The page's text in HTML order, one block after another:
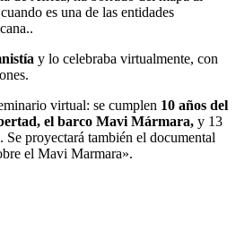
es una de las entidades
y lo celebraba virtualmente, con
virtual: se cumplen 10 años del
el barco Mavi Mármara, y 13
proyectará también el documental
el Mavi Marmara».